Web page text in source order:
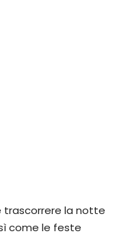
trascorrere la notte
come le feste